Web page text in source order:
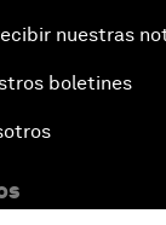
nuestras
boletines